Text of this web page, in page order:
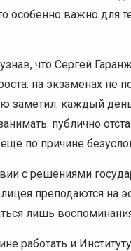
особенно важно для
что Сергей
на экзаменах не
заметил: каждый
публично
по причине
с решениями
преподаются на
лишь
работать и